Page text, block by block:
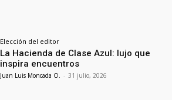
Elección del editor
La Hacienda de Clase Azul: lujo que
inspira encuentros
Juan Luis Moncada O. - 31 julio, 2026